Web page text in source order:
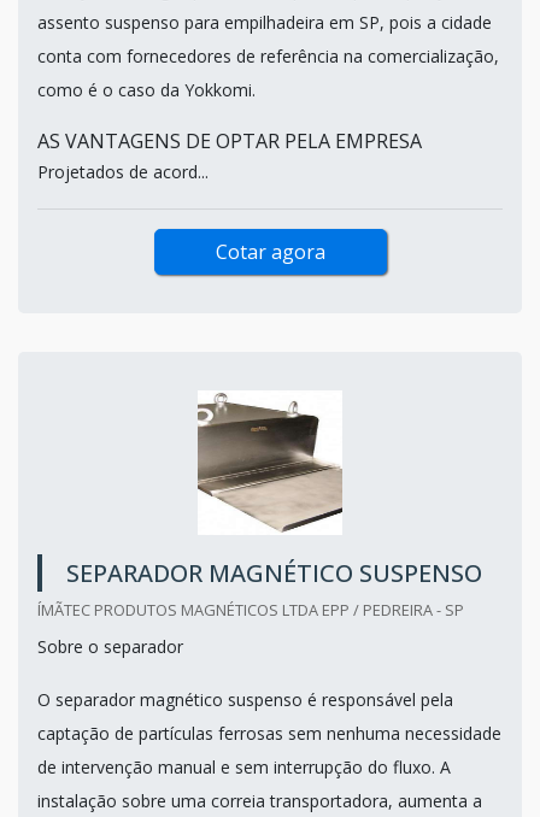
assento suspenso para empilhadeira em SP, pois a cidade
conta com fornecedores de referência na comercialização,
como é o caso da Yokkomi.
AS VANTAGENS DE OPTAR PELA EMPRESA
Projetados de acord...
Cotar agora
SEPARADOR MAGNÉTICO SUSPENSO
ÍMÃTEC PRODUTOS MAGNÉTICOS LTDA EPP / PEDREIRA - SP
Sobre o separador
O separador magnético suspenso é responsável pela
captação de partículas ferrosas sem nenhuma necessidade
de intervenção manual e sem interrupção do fluxo. A
instalação sobre uma correia transportadora, aumenta a